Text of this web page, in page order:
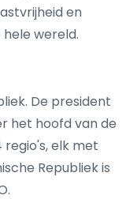
en
wereld.
De president
het hoofd van de
regio's, elk met
Republiek is